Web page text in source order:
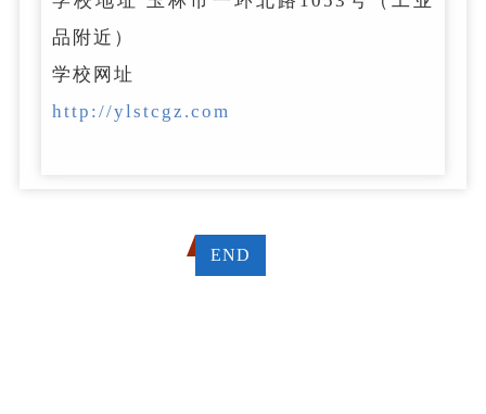
品附近）
学校网址
http://ylstcgz.com
END